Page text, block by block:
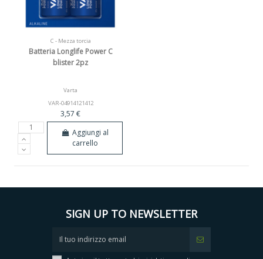
C - Mezza torcia
Batteria Longlife Power C
blister 2pz
Varta
VAR-04914121412
3,57 €
Aggiungi al
carrello
SIGN UP TO NEWSLETTER